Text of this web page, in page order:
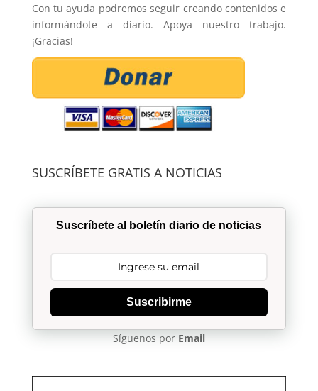
Con tu ayuda podremos seguir creando contenidos e
informándote a diario. Apoya nuestro trabajo.
¡Gracias!
SUSCRÍBETE GRATIS A NOTICIAS
Suscríbete al boletín diario de noticias
Suscribirme
Síguenos por Email